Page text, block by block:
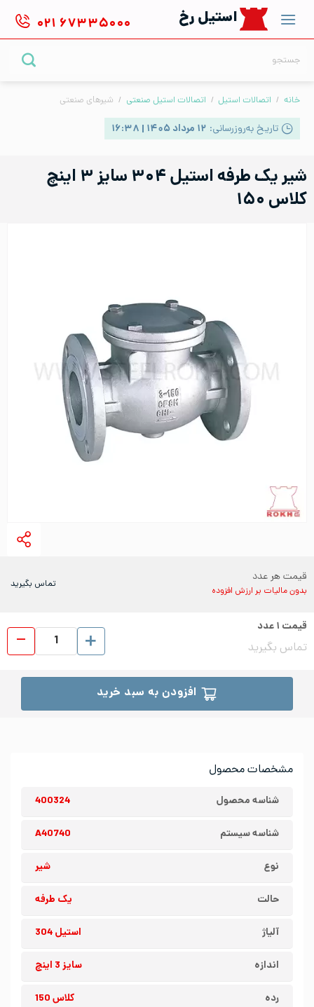
content
استیل رخ ۰۲۱ ۶۷۳۳۵۰۰۰
خانه / اتصالات استیل / اتصالات استیل صنعتی / شیرهای صنعتی
تاریخ به‌روزرسانی: ۱۲ مرداد ۱۴۰۵ | ۱۶:۳۸
مشخصات محصول
شناسه محصول 400324
شناسه سیستم A40740
نوع شیر
حالت یک طرفه
آلیاژ استیل 304
اندازه سایز 3 اینچ
رده کلاس 150
شیر یک طرفه استیل ۳۰۴ سایز ۳ اینچ
کلاس ۱۵۰
قیمت هر عدد
بدون مالیات بر ارزش افزوده
تماس بگیرید
قیمت ۱عدد
تماس بگیرید
افزودن به سبد خرید